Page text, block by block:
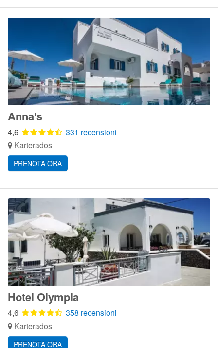
Anna's
4,6
331 recensioni
Karterados
PRENOTA ORA
Hotel Olympia
4,6
358 recensioni
Karterados
PRENOTA ORA